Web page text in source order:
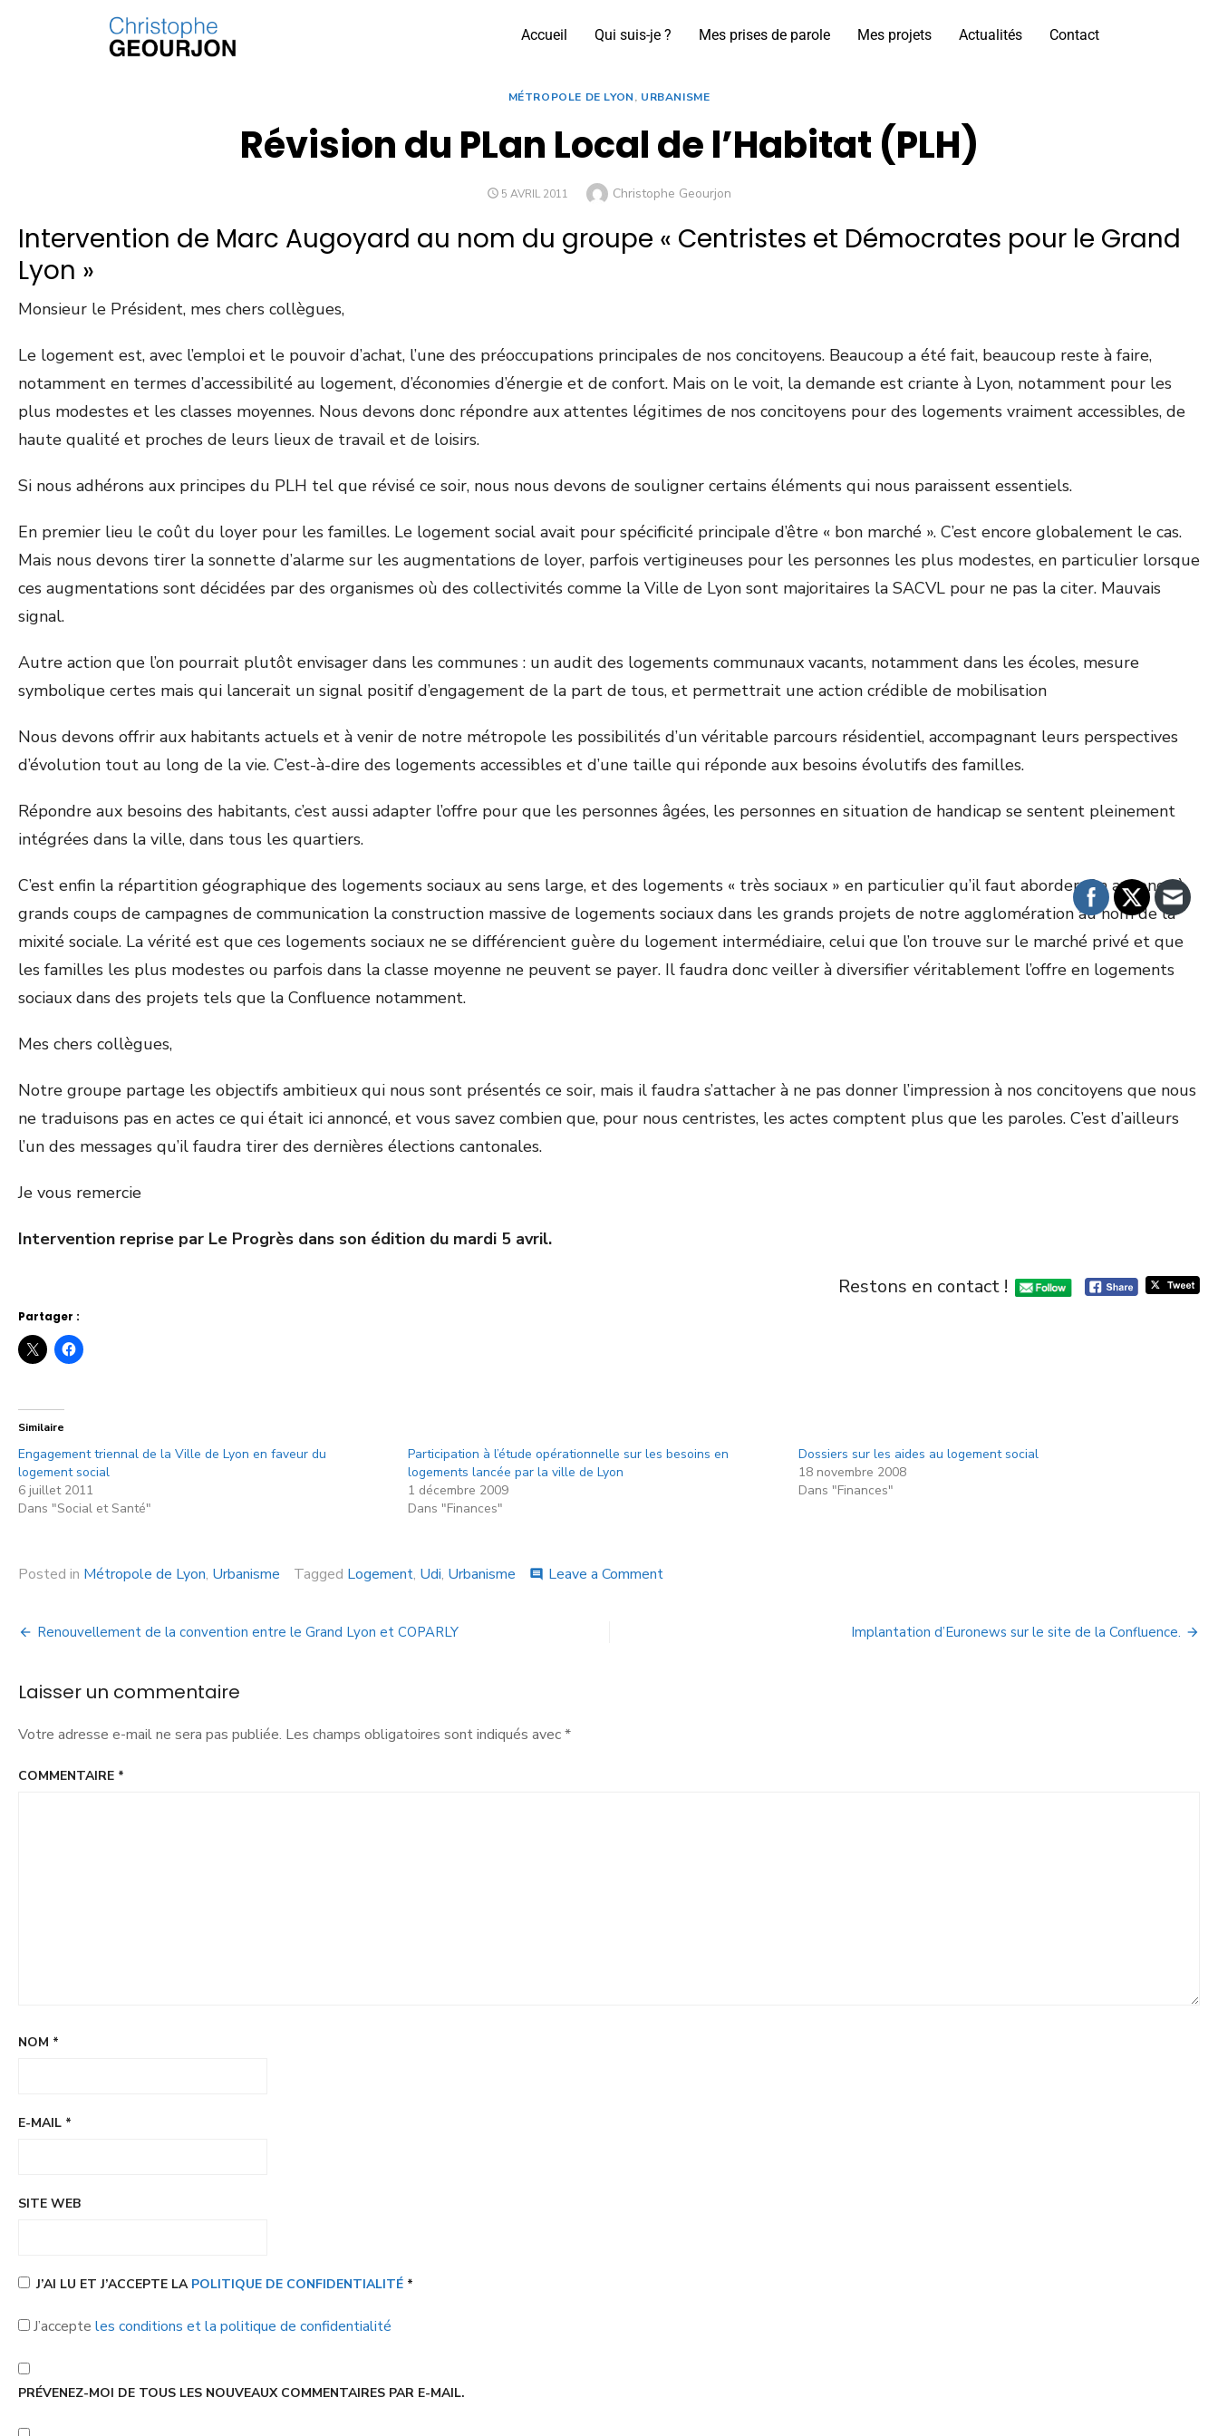
Accueil Qui suis-je ? Mes prises de parole Mes projets Actualités Contact
MÉTROPOLE DE LYON, URBANISME
Révision du PLan Local de l’Habitat (PLH)
5 AVRIL 2011 Christophe Geourjon
Intervention de Marc Augoyard au nom du groupe « Centristes et Démocrates pour le Grand
Lyon »
Monsieur le Président, mes chers collègues,
Le logement est, avec l’emploi et le pouvoir d’achat, l’une des préoccupations principales de nos concitoyens. Beaucoup a été fait, beaucoup reste à faire,
notamment en termes d’accessibilité au logement, d’économies d’énergie et de confort. Mais on le voit, la demande est criante à Lyon, notamment pour les
plus modestes et les classes moyennes. Nous devons donc répondre aux attentes légitimes de nos concitoyens pour des logements vraiment accessibles, de
haute qualité et proches de leurs lieux de travail et de loisirs.
Si nous adhérons aux principes du PLH tel que révisé ce soir, nous nous devons de souligner certains éléments qui nous paraissent essentiels.
En premier lieu le coût du loyer pour les familles. Le logement social avait pour spécificité principale d’être « bon marché ». C’est encore globalement le cas.
Mais nous devons tirer la sonnette d’alarme sur les augmentations de loyer, parfois vertigineuses pour les personnes les plus modestes, en particulier lorsque
ces augmentations sont décidées par des organismes où des collectivités comme la Ville de Lyon sont majoritaires la SACVL pour ne pas la citer. Mauvais
signal.
Autre action que l’on pourrait plutôt envisager dans les communes : un audit des logements communaux vacants, notamment dans les écoles, mesure
symbolique certes mais qui lancerait un signal positif d’engagement de la part de tous, et permettrait une action crédible de mobilisation
Nous devons offrir aux habitants actuels et à venir de notre métropole les possibilités d’un véritable parcours résidentiel, accompagnant leurs perspectives
d’évolution tout au long de la vie. C’est-à-dire des logements accessibles et d’une taille qui réponde aux besoins évolutifs des familles.
Répondre aux besoins des habitants, c’est aussi adapter l’offre pour que les personnes âgées, les personnes en situation de handicap se sentent pleinement
intégrées dans la ville, dans tous les quartiers.
C’est enfin la répartition géographique des logements sociaux au sens large, et des logements « très sociaux » en particulier qu’il faut aborder. On annonce à
grands coups de campagnes de communication la construction massive de logements sociaux dans les grands projets de notre agglomération au nom de la
mixité sociale. La vérité est que ces logements sociaux ne se différencient guère du logement intermédiaire, celui que l’on trouve sur le marché privé et que
les familles les plus modestes ou parfois dans la classe moyenne ne peuvent se payer. Il faudra donc veiller à diversifier véritablement l’offre en logements
sociaux dans des projets tels que la Confluence notamment.
Mes chers collègues,
Notre groupe partage les objectifs ambitieux qui nous sont présentés ce soir, mais il faudra s’attacher à ne pas donner l’impression à nos concitoyens que nous
ne traduisons pas en actes ce qui était ici annoncé, et vous savez combien que, pour nous centristes, les actes comptent plus que les paroles. C’est d’ailleurs
l’un des messages qu’il faudra tirer des dernières élections cantonales.
Je vous remercie
Intervention reprise par Le Progrès dans son édition du mardi 5 avril.
Restons en contact !
Partager :
Similaire
Engagement triennal de la Ville de Lyon en faveur du
logement social
6 juillet 2011
Dans "Social et Santé"
Participation à l’étude opérationnelle sur les besoins en
logements lancée par la ville de Lyon
1 décembre 2009
Dans "Finances"
Dossiers sur les aides au logement social
18 novembre 2008
Dans "Finances"
Posted in Métropole de Lyon, Urbanisme Tagged Logement, Udi, Urbanisme comment Leave a Comment
Renouvellement de la convention entre le Grand Lyon et COPARLY Implantation d’Euronews sur le site de la Confluence.
Laisser un commentaire
Votre adresse e-mail ne sera pas publiée. Les champs obligatoires sont indiqués avec*
COMMENTAIRE *
NOM *
E-MAIL *
SITE WEB
J’AI LU ET J’ACCEPTE LA POLITIQUE DE CONFIDENTIALITÉ *
J’accepte les conditions et la politique de confidentialité
PRÉVENEZ-MOI DE TOUS LES NOUVEAUX COMMENTAIRES PAR E-MAIL.